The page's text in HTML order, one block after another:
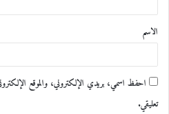
ق
*
الاسم
احفظ اسمي، بريدي الإلكتروني، والموقع
تعليقي.